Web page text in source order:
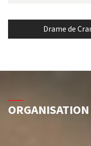
Drame de
ORGANISATION